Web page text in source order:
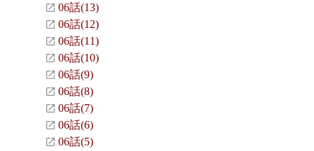
06話(13)
06話(12)
06話(11)
06話(10)
06話(9)
06話(8)
06話(7)
06話(6)
06話(5)